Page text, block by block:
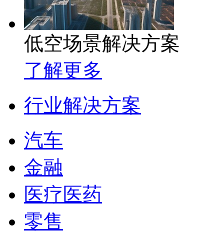
低空场景解决方案
了解更多
行业解决方案
汽车
金融
医疗医药
零售